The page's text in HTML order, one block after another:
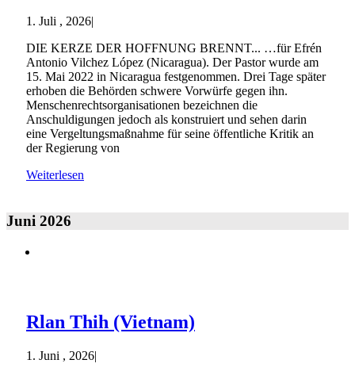
1. Juli , 2026|
DIE KERZE DER HOFFNUNG BRENNT... …für Efrén
Antonio Vilchez López (Nicaragua). Der Pastor wurde am
15. Mai 2022 in Nicaragua festgenommen. Drei Tage später
erhoben die Behörden schwere Vorwürfe gegen ihn.
Menschenrechtsorganisationen bezeichnen die
Anschuldigungen jedoch als konstruiert und sehen darin
eine Vergeltungsmaßnahme für seine öffentliche Kritik an
der Regierung von
Weiterlesen
Juni 2026
Rlan Thih (Vietnam)
1. Juni , 2026|